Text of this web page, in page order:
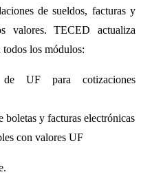
de sueldos, facturas y
valores. TECED actualiza
todos los módulos:
UF para cotizaciones
boletas y facturas electrónicas
con valores UF